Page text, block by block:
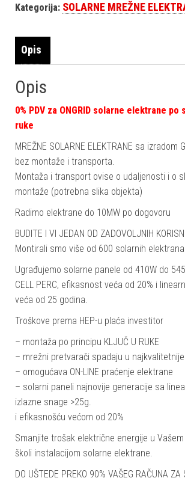
Kategorija: SOLARNE MREŽNE
Opis
Opis
0% PDV za ONGRID solarne elektrane po
ruke
MREŽNE SOLARNE ELEKTRANE sa izradom
bez montaže i transporta.
Montaža i transport ovise o udaljenosti i o
montaže (potrebna slika objekta)
Radimo elektrane do 10MW po dogovoru
BUDITE I VI JEDAN OD ZADOVOLJNIH
Montirali smo više od 600 solarnih elektrana
Ugrađujemo solarne panele od 410W do
CELL PERC, efikasnost veća od 20% i
veća od 25 godina.
Troškove prema HEP-u plaća investitor
– montaža po principu KLJUČ U RUKE
– mrežni pretvarači spadaju u
– omogućava ON-LINE praćenje elektrane
– solarni paneli najnovije generacije sa
izlazne snage >25g.
i efikasnošću većom od 20%
Smanjite trošak električne energije u
školi instalacijom solarne elektrane.
DO UŠTEDE PREKO 90% VAŠEG RAČUNA ZA